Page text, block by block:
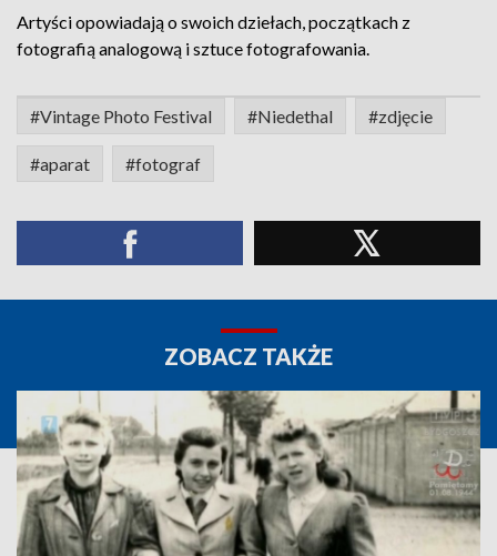
Artyści opowiadają o swoich dziełach, początkach z
fotografią analogową i sztuce fotografowania.
#Vintage Photo Festival #Niedethal #zdjęcie
#aparat #fotograf
ZOBACZ TAKŻE